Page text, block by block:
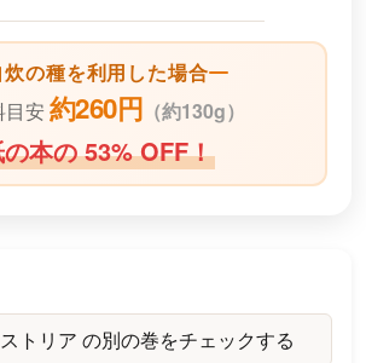
の種を利用した場合
目安 約260円 （約130g）
本の 53% OFF！
トリア の別の巻をチェックする